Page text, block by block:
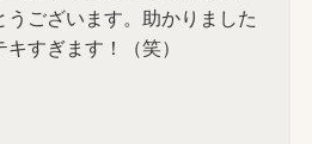
うございます。助かりました
すぎます！（笑）